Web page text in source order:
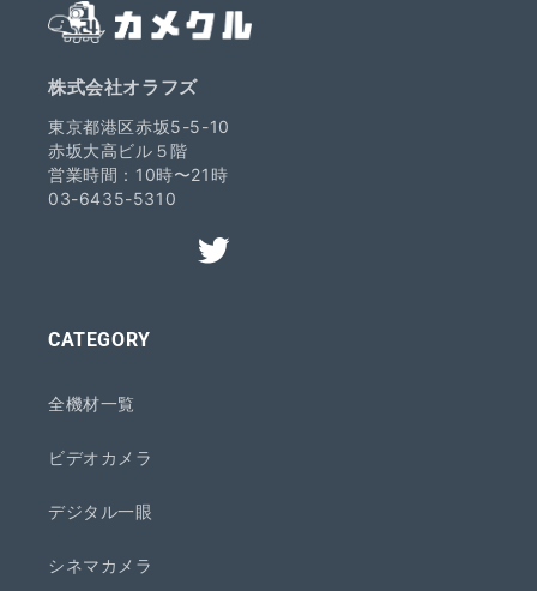
株式会社オラフズ
東京都港区赤坂5-5-10
赤坂大高ビル５階
営業時間：10時〜21時
03-6435-5310
CATEGORY
全機材一覧
ビデオカメラ
デジタル一眼
シネマカメラ